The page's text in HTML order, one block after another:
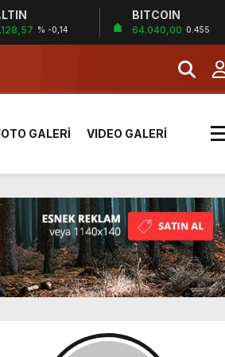
% -0,14
BITCOIN
64.040,00 0.455
yük kazaya neden oldu
paylaştı
GALERİ VIDEO GALERİ